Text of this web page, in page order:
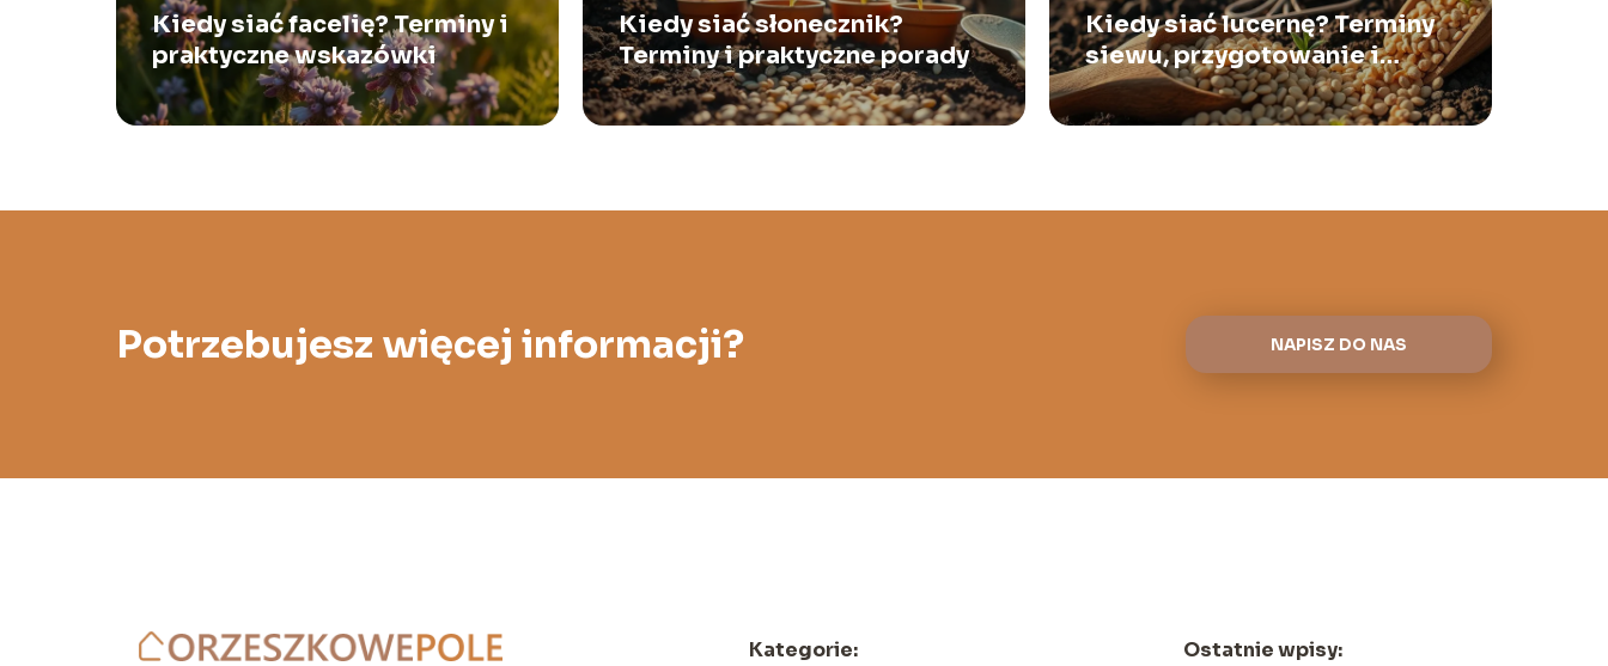
Kiedy siać facelię? Terminy i
praktyczne wskazówki
Kiedy siać słonecznik?
Terminy i praktyczne porady
Kiedy siać lucernę? Terminy
siewu, przygotowanie i
pielęgnacja
Potrzebujesz więcej informacji? NAPISZ DO NAS
Kategorie: Ostatnie wpisy: